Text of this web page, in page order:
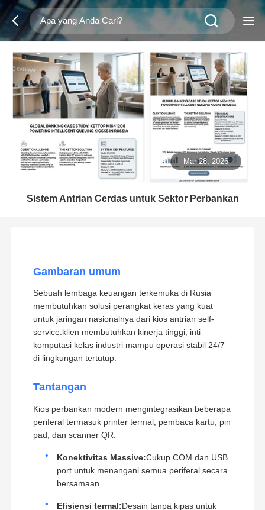
Mar 28, 2026
Sistem Antrian Cerdas untuk Sektor Perbankan
Gambaran umum
Sebuah lembaga keuangan terkemuka di Rusia
membutuhkan solusi perangkat keras yang kuat
untuk jaringan nasionalnya dari kios antrian self-
service.klien membutuhkan kinerja tinggi, inti
komputasi kelas industri mampu operasi stabil 24/7
di lingkungan tertutup.
Tantangan
Kios perbankan modern mengintegrasikan beberapa
periferal termasuk printer termal, pembaca kartu, pin
pad, dan scanner QR.
Konektivitas Massive:Cukup COM dan USB
port untuk menangani semua periferal secara
bersamaan.
Efisiensi termal:Desain tanpa kipas untuk